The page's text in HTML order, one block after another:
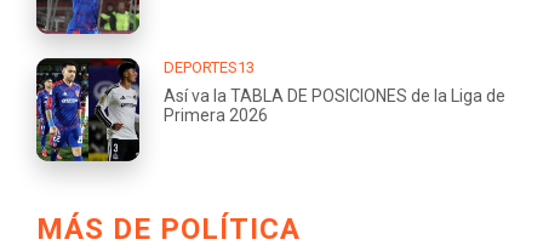
DEPORTES13
Así va la TABLA DE POSICIONES de la Liga de
Primera 2026
MÁS DE POLÍTICA